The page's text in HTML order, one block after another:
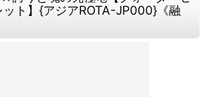
ット】{アジアROTA-JP000}《融